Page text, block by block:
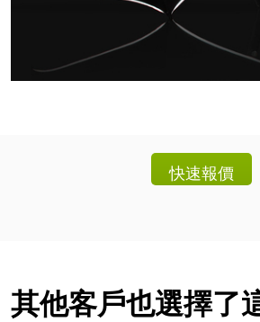
其他客戶也選擇了